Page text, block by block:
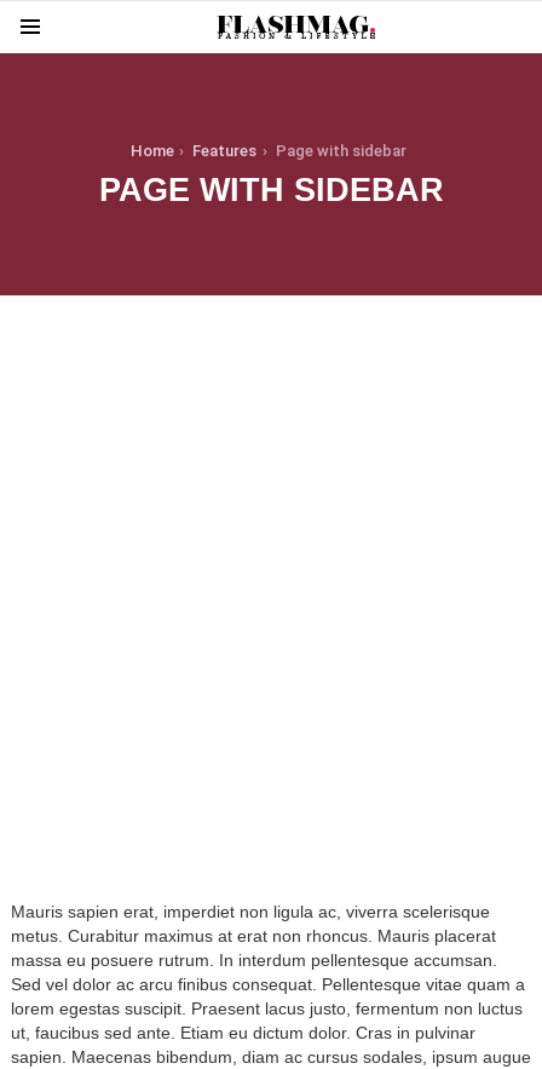
Home Features Page with sidebar
PAGE WITH SIDEBAR
Mauris sapien erat, imperdiet non ligula ac, viverra scelerisque
metus. Curabitur maximus at erat non rhoncus. Mauris placerat
massa eu posuere rutrum. In interdum pellentesque accumsan.
Sed vel dolor ac arcu finibus consequat. Pellentesque vitae quam a
lorem egestas suscipit. Praesent lacus justo, fermentum non luctus
ut, faucibus sed ante. Etiam eu dictum dolor. Cras in pulvinar
sapien. Maecenas bibendum, diam ac cursus sodales, ipsum augue